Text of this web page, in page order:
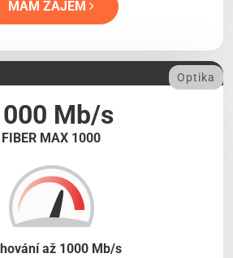
MÁM ZÁJEM
Mb/s
FIBER MAX 1000
Optika
až 1000 Mb/s